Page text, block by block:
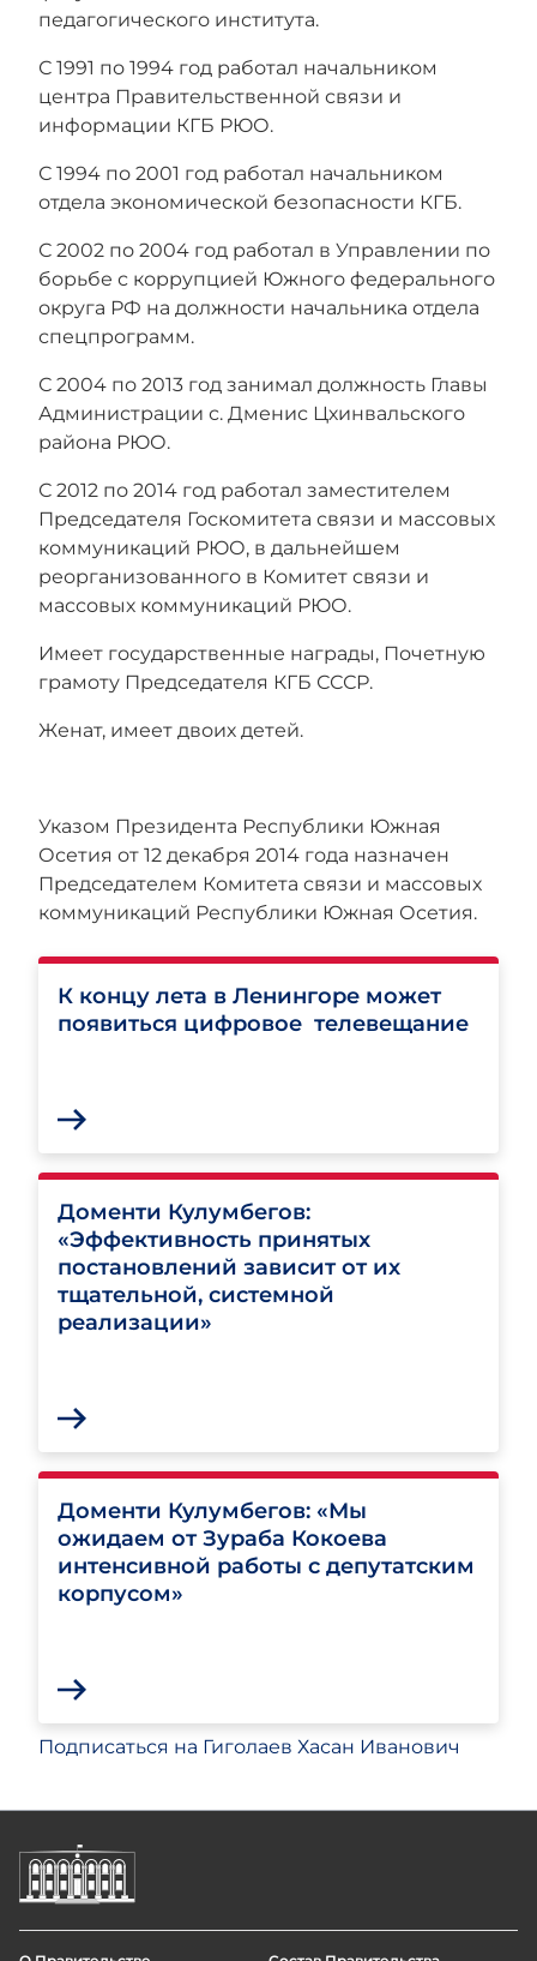
педагогического института.
С 1991 по 1994 год работал начальником
центра Правительственной связи и
информации КГБ РЮО.
С 1994 по 2001 год работал начальником
отдела экономической безопасности КГБ.
С 2002 по 2004 год работал в Управлении по
борьбе с коррупцией Южного федерального
округа РФ на должности начальника отдела
спецпрограмм.
С 2004 по 2013 год занимал должность Главы
Администрации с. Дменис Цхинвальского
района РЮО.
С 2012 по 2014 год работал заместителем
Председателя Госкомитета связи и массовых
коммуникаций РЮО, в дальнейшем
реорганизованного в Комитет связи и
массовых коммуникаций РЮО.
Имеет государственные награды, Почетную
грамоту Председателя КГБ СССР.
Женат, имеет двоих детей.
Указом Президента Республики Южная
Осетия от 12 декабря 2014 года назначен
Председателем Комитета связи и массовых
коммуникаций Республики Южная Осетия.
К концу лета в Ленингоре может
появиться цифровое телевещание
Доменти Кулумбегов:
«Эффективность принятых
постановлений зависит от их
тщательной, системной
реализации»
Доменти Кулумбегов: «Мы
ожидаем от Зураба Кокоева
интенсивной работы с депутатским
корпусом»
Подписаться на Гиголаев Хасан Иванович